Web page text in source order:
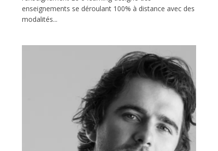
enseignements se déroulant 100% à distance avec des
modalités...